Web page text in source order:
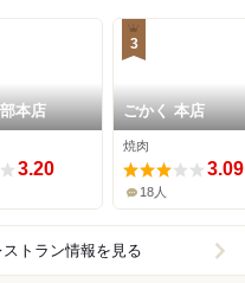
本店
3.20
3
ごかく 本店
焼肉
3.09
18人
トラン情報を見る